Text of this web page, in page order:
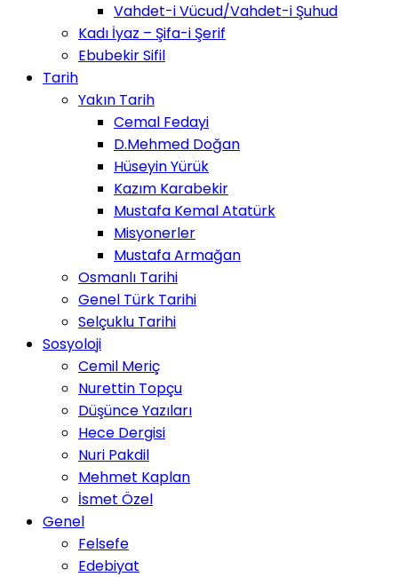
Vahdet-i Vücud/Vahdet-i Şuhud
Kadı İyaz – Şifa-i Şerif
Ebubekir Sifil
Tarih
Yakın Tarih
Cemal Fedayi
D.Mehmed Doğan
Hüseyin Yürük
Kazım Karabekir
Mustafa Kemal Atatürk
Misyonerler
Mustafa Armağan
Osmanlı Tarihi
Genel Türk Tarihi
Selçuklu Tarihi
Sosyoloji
Cemil Meriç
Nurettin Topçu
Düşünce Yazıları
Hece Dergisi
Nuri Pakdil
Mehmet Kaplan
İsmet Özel
Genel
Felsefe
Edebiyat